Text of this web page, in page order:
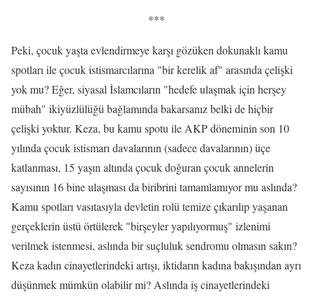
***
Peki, çocuk yaşta evlendirmeye karşı gözüken dokunaklı kamu
spotları ile çocuk istismarcılarına "bir kerelik af" arasında çelişki
yok mu? Eğer, siyasal İslamcıların "hedefe ulaşmak için herşey
mübah" ikiyüzlülüğü bağlamında bakarsanız belki de hiçbir
çelişki yoktur. Keza, bu kamu spotu ile AKP döneminin son 10
yılında çocuk istismarı davalarının (sadece davalarının) üçe
katlanması, 15 yaşın altında çocuk doğuran çocuk annelerin
sayısının 16 bine ulaşması da biribrini tamamlamıyor mu aslında?
Kamu spotları vasıtasıyla devletin rolü temize çıkarılıp yaşanan
gerçeklerin üstü örtülerek "birşeyler yapılıyormuş" izlenimi
verilmek istenmesi, aslında bir suçluluk sendromu olmasın sakın?
Keza kadın cinayetlerindeki artışı, iktidarın kadına bakışından ayrı
düşünmek mümkün olabilir mi? Aslında iş cinayetlerindeki